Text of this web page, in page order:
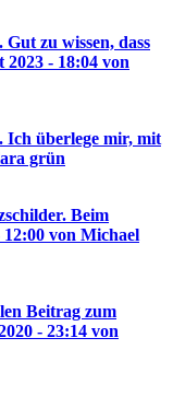
zu wissen, dass
2023 - 18:04 von
Ich überlege mir, mit
grün
Beim
12:00 von Michael
Beitrag zum
- 23:14 von